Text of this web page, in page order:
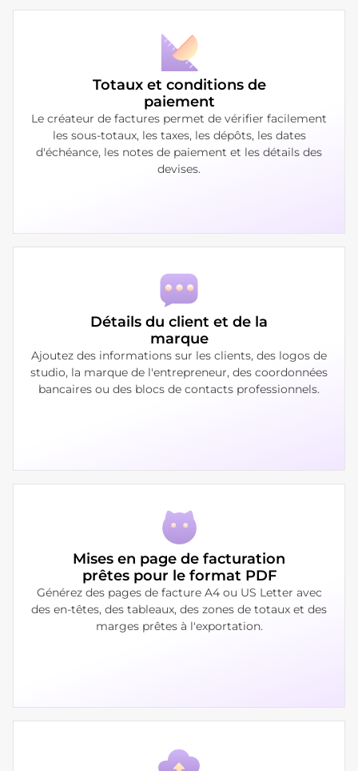
Totaux et conditions de
paiement
Le créateur de factures permet de vérifier facilement
les sous-totaux, les taxes, les dépôts, les dates
d'échéance, les notes de paiement et les détails des
devises.
Détails du client et de la
marque
Ajoutez des informations sur les clients, des logos de
studio, la marque de l'entrepreneur, des coordonnées
bancaires ou des blocs de contacts professionnels.
Mises en page de facturation
prêtes pour le format PDF
Générez des pages de facture A4 ou US Letter avec
des en-têtes, des tableaux, des zones de totaux et des
marges prêtes à l'exportation.